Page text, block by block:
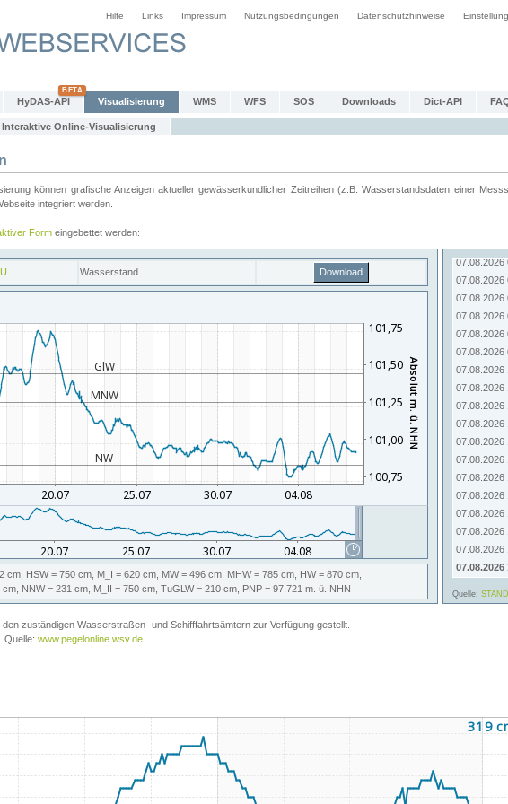
Hilfe Links Impressum Nutzungsbedingungen Datenschutzhinweise
HyDAS-API Visualisierung WMS WFS SOS Downloads Dict-API
Interaktive Online-Visualisierung
können grafische Anzeigen aktueller gewässerkundlicher Zeitreihen (z.B. Wasserstandsdaten einer
integriert werden.
Form eingebettet werden: